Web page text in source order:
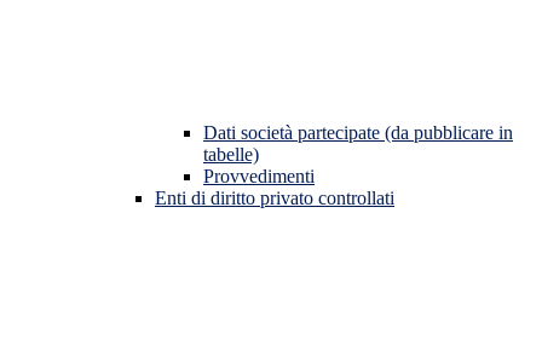
Dati società partecipate (da pubblicare in
tabelle)
Provvedimenti
Enti di diritto privato controllati